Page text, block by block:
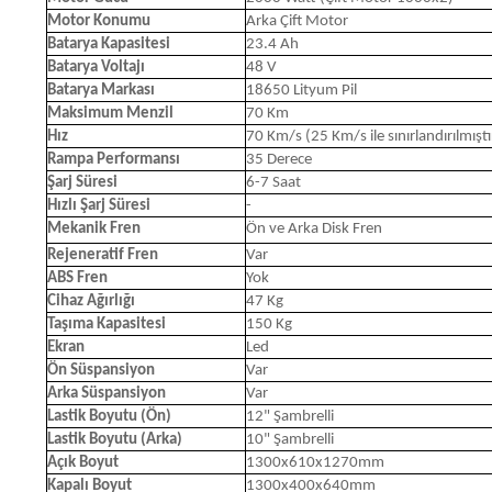
Motor Konumu
Arka Çift Motor
Batarya Kapasitesi
23.4 Ah
Batarya Voltajı
48 V
Batarya Markası
18650 Lityum Pil
Maksimum Menzil
70 Km
Hız
70 Km/s (25 Km/s ile
Rampa Performansı
35 Derece
Şarj Süresi
6-7 Saat
Hızlı Şarj Süresi
-
Mekanik Fren
Ön ve Arka Disk Fren
Rejeneratif Fren
Var
ABS Fren
Yok
Cihaz Ağırlığı
47 Kg
Taşıma Kapasitesi
150 Kg
Ekran
Led
Ön Süspansiyon
Var
Arka Süspansiyon
Var
Lastik Boyutu (Ön)
12" Şambrelli
Lastik Boyutu (Arka)
10" Şambrelli
Açık Boyut
1300x610x1270mm
Kapalı Boyut
1300x400x640mm